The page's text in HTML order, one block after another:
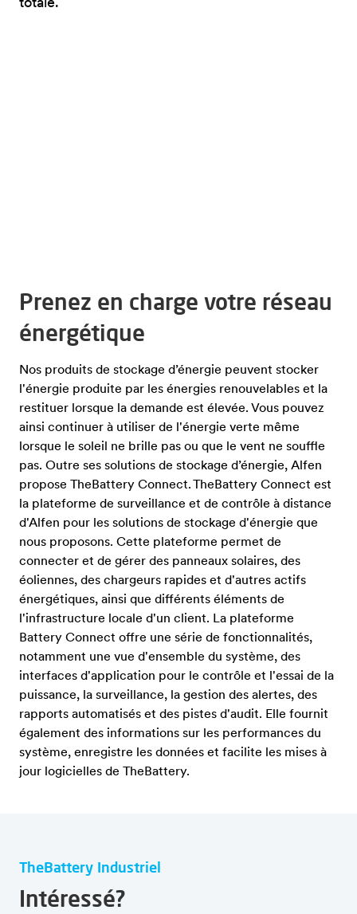
totale.
Prenez en charge votre réseau
énergétique
Nos produits de stockage d’énergie peuvent stocker
l'énergie produite par les énergies renouvelables et la
restituer lorsque la demande est élevée. Vous pouvez
ainsi continuer à utiliser de l'énergie verte même
lorsque le soleil ne brille pas ou que le vent ne souffle
pas. Outre ses solutions de stockage d’énergie, Alfen
propose TheBattery Connect. TheBattery Connect est
la plateforme de surveillance et de contrôle à distance
d'Alfen pour les solutions de stockage d'énergie que
nous proposons. Cette plateforme permet de
connecter et de gérer des panneaux solaires, des
éoliennes, des chargeurs rapides et d'autres actifs
énergétiques, ainsi que différents éléments de
l'infrastructure locale d'un client. La plateforme
Battery Connect offre une série de fonctionnalités,
notamment une vue d'ensemble du système, des
interfaces d'application pour le contrôle et l'essai de la
puissance, la surveillance, la gestion des alertes, des
rapports automatisés et des pistes d'audit. Elle fournit
également des informations sur les performances du
système, enregistre les données et facilite les mises à
jour logicielles de TheBattery.
TheBattery Industriel
Intéressé?